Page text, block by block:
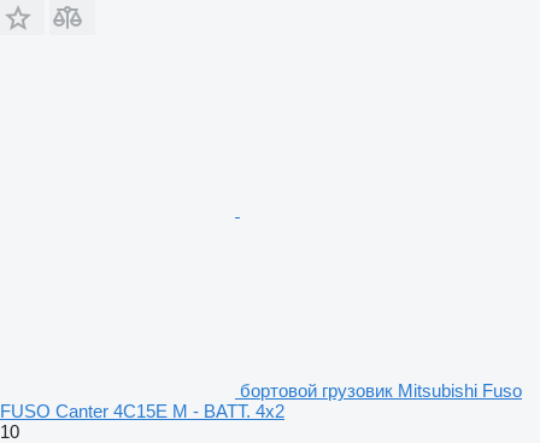
бортовой грузовик Mitsubishi Fuso
FUSO Canter 4C15E M - BATT. 4x2
10